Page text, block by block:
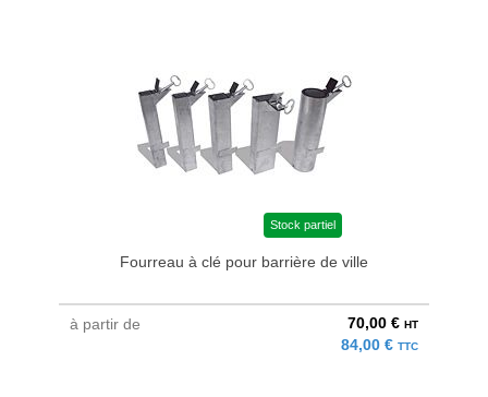
Stock partiel
Fourreau à clé pour barrière de ville
à partir de 70,00 € HT
84,00 € TTC